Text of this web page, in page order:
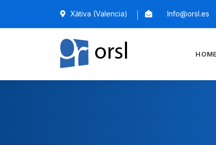
Xàtiva (Valencia) Info@orsl.es